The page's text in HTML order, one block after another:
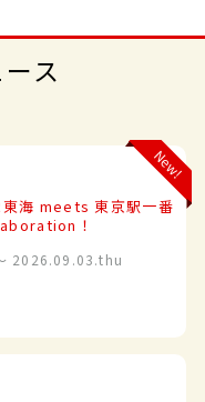
ス
New!
海 meets 東京駅一番
！
2026.09.03.thu